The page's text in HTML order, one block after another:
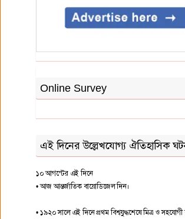
Online Survey
এই দিনের উল্লেখযোগ্য ঐতিহাসিক
১০ আগস্টের এই দিনে
• আজ আন্তর্জাতিক বায়োডিজেল দিন।
• ১৯২০ সালে এই দিনে প্রথম বিশ্বযুদ্ধশেষে মিত্র ও সহযোগী